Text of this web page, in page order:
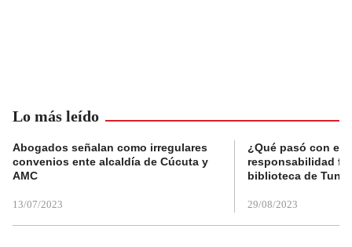
Lo más leído
Abogados señalan como irregulares
convenios ente alcaldía de Cúcuta y
AMC
13/07/2023
¿Qué pasó con el
responsabilidad
biblioteca de
29/08/2023